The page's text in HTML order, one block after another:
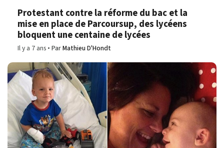
Protestant contre la réforme du bac et la
mise en place de Parcoursup, des lycéens
bloquent une centaine de lycées
Il y a 7 ans ParMathieu D'Hondt